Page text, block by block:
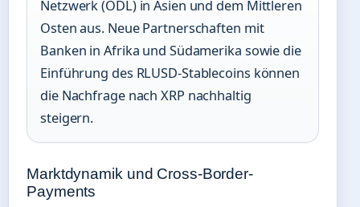
Netzwerk (ODL) in Asien und dem Mittleren
Osten aus. Neue Partnerschaften mit
Banken in Afrika und Südamerika sowie die
Einführung des RLUSD-Stablecoins können
die Nachfrage nach XRP nachhaltig
steigern.
Marktdynamik und Cross-Border-
Payments